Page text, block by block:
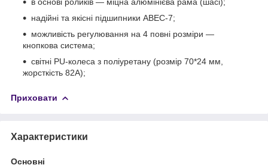
надійні та якісні підшипники ABEC-7;
можливість регулювання на 4 повні розміри —
кнопкова система;
світні PU-колеса з поліуретану (розмір 70*24 мм,
жорсткість 82A);
Приховати
Характеристики
Основні